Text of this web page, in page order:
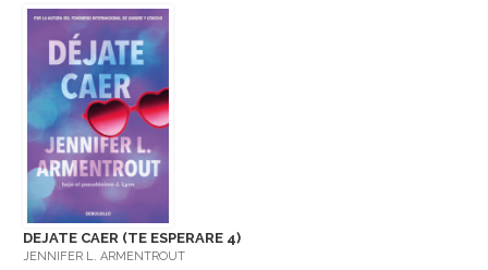
DEJATE CAER (TE ESPERARE 4)
JENNIFER L. ARMENTROUT